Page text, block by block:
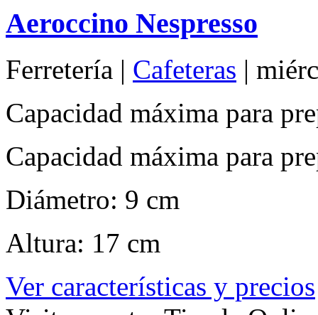
Aeroccino Nespresso
Ferretería | Cafeteras |
Capacidad máxima para
Capacidad máxima para
Diámetro: 9 cm
Altura: 17 cm
Ver características y precios